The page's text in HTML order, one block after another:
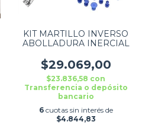
KIT MARTILLO INVERSO
ABOLLADURA INERCIAL
$29.069,00
$23.836,58 con
Transferencia o depósito
bancario
6 cuotas sin interés de
$4.844,83